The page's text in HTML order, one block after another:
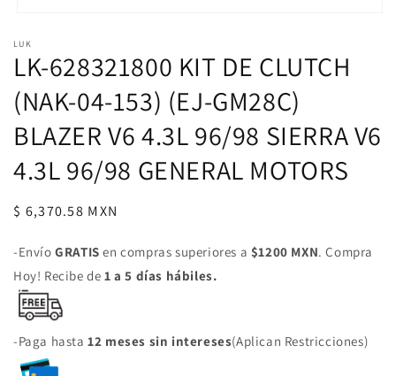
multimedia
1
en
ventana
modal
LUK
LK-628321800 KIT DE CLUTCH
(NAK-04-153) (EJ-GM28C)
BLAZER V6 4.3L 96/98 SIERRA V6
4.3L 96/98 GENERAL MOTORS
Precio
$ 6,370.58 MXN
-EnvíoGRATIS en compras superiores a $1200 MXN. Compra
Hoy! Recibe de 1 a 5 días hábiles.
-Paga hasta12 meses sin intereses(Aplican Restricciones)